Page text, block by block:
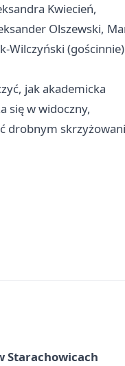
Kwiecień,
Olszewski,
Wilczyński (gościnnie)
jak akademicka
się w widoczny,
drobnym
Starachowicach